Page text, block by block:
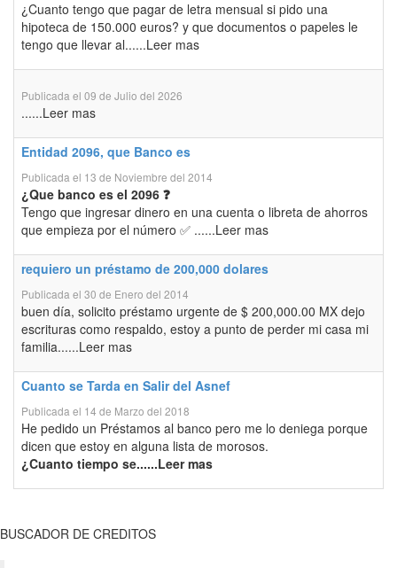
¿Cuanto tengo que pagar de letra mensual si pido una
hipoteca de 150.000 euros? y que documentos o papeles le
tengo que llevar al......Leer mas
Publicada el 09 de Julio del 2026
......Leer mas
Entidad 2096, que Banco es
Publicada el 13 de Noviembre del 2014
¿Que banco es el 2096 ❓
Tengo que ingresar dinero en una cuenta o libreta de ahorros
que empieza por el número ✅ ......Leer mas
requiero un préstamo de 200,000 dolares
Publicada el 30 de Enero del 2014
buen día, solicito préstamo urgente de $ 200,000.00 MX dejo
escrituras como respaldo, estoy a punto de perder mi casa mi
familia......Leer mas
Cuanto se Tarda en Salir del Asnef
Publicada el 14 de Marzo del 2018
He pedido un Préstamos al banco pero me lo deniega porque
dicen que estoy en alguna lista de morosos.
¿Cuanto tiempo se......Leer mas
BUSCADOR DE CREDITOS